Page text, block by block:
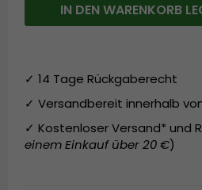
IN DEN WARENKORB
✓ 14 Tage Rückgaberecht
✓ Versandbereit innerhalb
✓ Kostenloser Versand* und
einem Einkauf über 20 €)